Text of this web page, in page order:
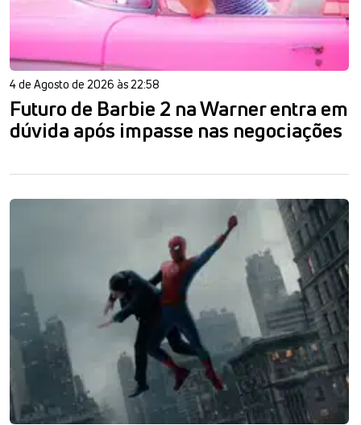
4 de Agosto de 2026 às 22:58
Futuro de Barbie 2 na Warner entra em
dúvida após impasse nas negociações